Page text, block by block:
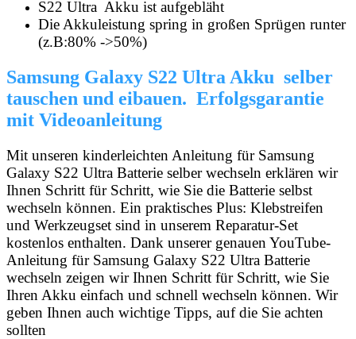
S22 Ultra Akku ist aufgebläht
Die Akkuleistung spring in großen Sprügen runter
(z.B:80% ->50%)
Samsung Galaxy S22 Ultra Akku selber
tauschen und eibauen. Erfolgsgarantie
mit Videoanleitung
Mit unseren kinderleichten Anleitung für Samsung
Galaxy S22 Ultra Batterie selber wechseln erklären wir
Ihnen Schritt für Schritt, wie Sie die Batterie selbst
wechseln können. Ein praktisches Plus: Klebstreifen
und Werkzeugset sind in unserem Reparatur-Set
kostenlos enthalten. Dank unserer genauen YouTube-
Anleitung für Samsung Galaxy S22 Ultra Batterie
wechseln zeigen wir Ihnen Schritt für Schritt, wie Sie
Ihren Akku einfach und schnell wechseln können. Wir
geben Ihnen auch wichtige Tipps, auf die Sie achten
sollten